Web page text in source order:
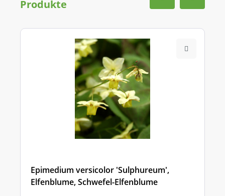
Produkte
Epimedium versicolor 'Sulphureum',
Elfenblume, Schwefel-Elfenblume